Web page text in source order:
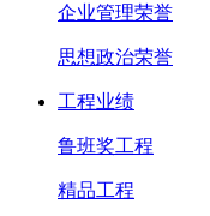
企业管理荣誉
思想政治荣誉
工程业绩
鲁班奖工程
精品工程